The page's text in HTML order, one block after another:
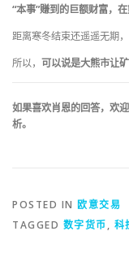
“本事”赚到的巨额财富，
距离寒冬结束还遥遥无期
所以， 可以说是大熊市让
如果喜欢肖恩的回答，欢
析。
POSTED IN 欧意交易
TAGGED 数字货币, 科